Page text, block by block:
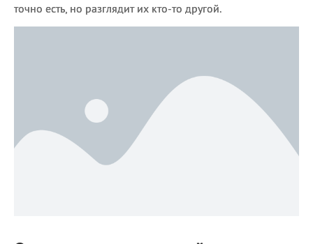
точно есть, но разглядит их кто-то другой.